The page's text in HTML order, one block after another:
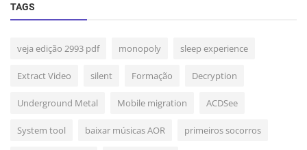
TAGS
veja edição 2993 pdf monopoly sleep experience
Extract Video silent Formação Decryption
Underground Metal Mobile migration ACDSee
System tool baixar músicas AOR primeiros socorros